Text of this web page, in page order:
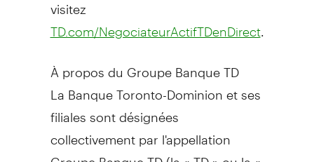
TD.com/NegociateurActifTDenDirect.
À propos du Groupe Banque TD
La Banque Toronto-Dominion et ses
filiales sont désignées
collectivement par l'appellation
Groupe Banque TD (la « TD » ou la «